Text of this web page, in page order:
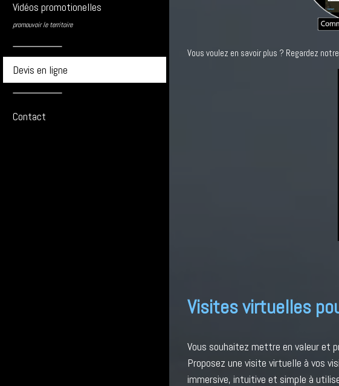
Vidéos promotionelles
promouvoir le territoire
Devis en ligne
Contact
Vous voulez en savoir plus ? Regardez
Visites virtuelles
Vous souhaitez mettre en valeur et
Proposez une visite virtuelle à vos
immersive, intuitive et simple à